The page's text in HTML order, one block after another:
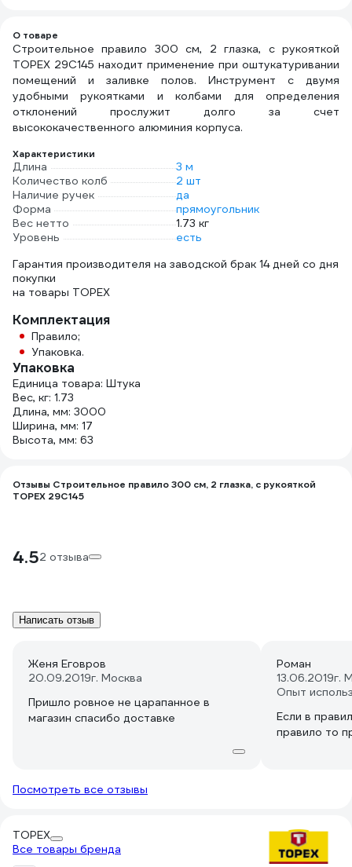
О товаре
Строительное правило 300 см, 2 глазка, с рукояткой
TOPEX 29C145 находит применение при оштукатуривании
помещений и заливке полов. Инструмент с двумя
удобными рукоятками и колбами для определения
отклонений прослужит долго за счет
высококачественного алюминия корпуса.
Характеристики
Длина
3 м
Количество колб
2 шт
Наличие ручек
да
Форма
прямоугольник
Вес нетто
1.73 кг
Уровень
есть
Гарантия производителя на заводской брак 14 дней со дня
покупки
на товары TOPEX
Комплектация
Правило;
Упаковка.
Упаковка
Единица товара: Штука
Вес, кг: 1.73
Длина, мм: 3000
Ширина, мм: 17
Высота, мм: 63
Отзывы Строительное правило 300 см, 2 глазка, с рукояткой
TOPEX 29C145
4.52 отзыва
Написать отзыв
Женя Еговров
20.09.2019г. Москва
Пришло ровное не царапанное в
магазин спасибо доставке
Роман
13.06.2019г.
Опыт
Если в
правило то
Посмотреть все отзывы
TOPEX
Все товары бренда